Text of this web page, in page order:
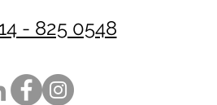
- 825 0548